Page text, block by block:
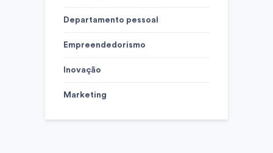
Departamento pessoal
Empreendedorismo
Inovação
Marketing